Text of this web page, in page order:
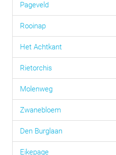
Pageveld
Rooinap
Het Achtkant
Rietorchis
Molenweg
Zwanebloem
Den Burglaan
Eikepage